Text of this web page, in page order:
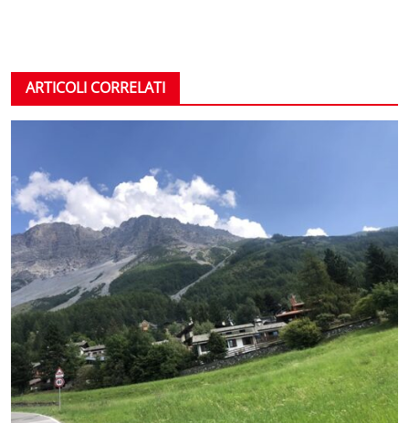
ARTICOLI CORRELATI